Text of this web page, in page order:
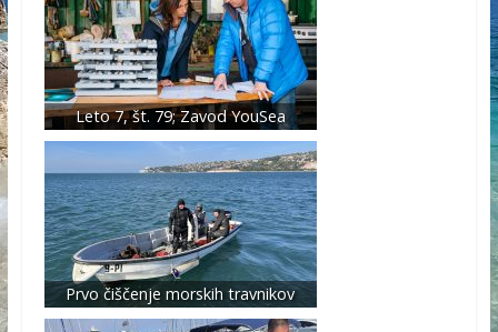
Leto 7, št. 79; Zavod YouSea
Prvo čiščenje morskih travnikov